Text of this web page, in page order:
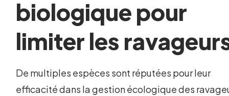
biologique pour
limiter les
De multiples espèces sont réputées pour leur
efficacité dans la gestion écologique des